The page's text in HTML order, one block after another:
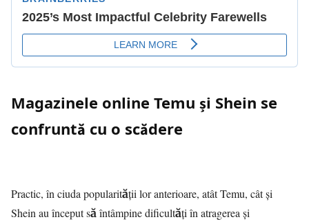
Magazinele online Temu și Shein se
confruntă cu o scădere
Practic, în ciuda popularității lor anterioare, atât Temu, cât și
Shein au început să întâmpine dificultăți în atragerea și